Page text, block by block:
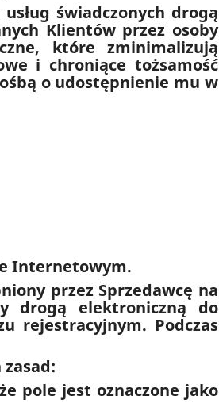
świadczonych drogą
Klientów przez osoby
które zminimalizują
i chroniące tożsamość
o udostępnienie mu w
Internetowym.
przez Sprzedawcę na
drogą elektroniczną do
rejestracyjnym. Podczas
pole jest oznaczone jako